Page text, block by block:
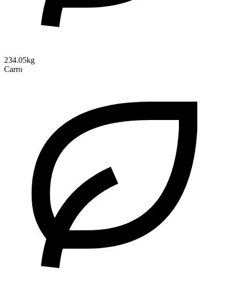
234.05kg
Carro